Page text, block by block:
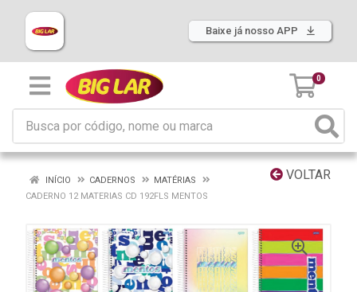
Baixe já nosso APP
0
VOLTAR
INÍCIO CADERNOS
MATÉRIAS
CADERNO 12 MATERIAS CD 192FLS MENTOS